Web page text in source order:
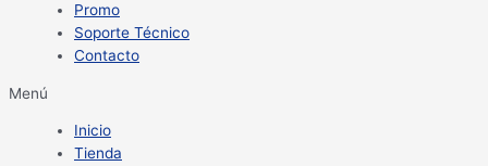
Promo
Soporte Técnico
Contacto
Menú
Inicio
Tienda